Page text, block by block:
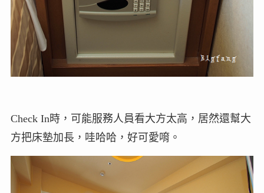
Check In時，可能服務人員看大方太高，居然還幫大
方把床墊加長，哇哈哈，好可愛唷。